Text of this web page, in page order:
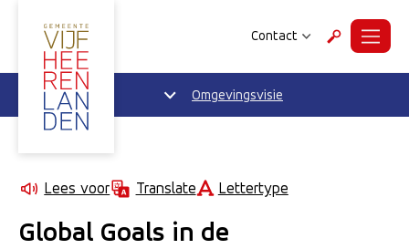
Contact ZoekenMenu
Omgevingsvisie
Lees voor Translate Lettertype
Global Goals in de